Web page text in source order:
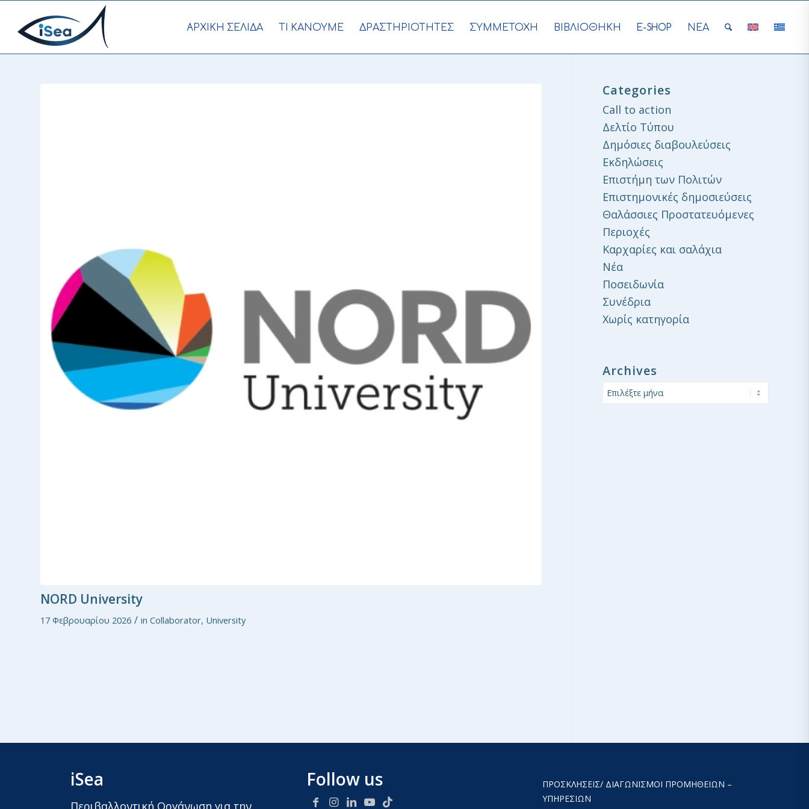
AΡΧΙΚΗ ΣΕΛΙΔΑ ΤΙ ΚΑΝΟΥΜΕ ΔΡΑΣΤΗΡΙΟΤΗΤΕΣ ΣΥΜΜΕΤΟΧΗ ΒΙΒΛΙΟΘΗΚΗ E-SHOP ΝΕΑ
NORD University
17 Φεβρουαρίου 2026 / in Collaborator, University
Categories
Call to action
Δελτίο Τύπου
Δημόσιες διαβουλεύσεις
Εκδηλώσεις
Επιστήμη των Πολιτών
Επιστημονικές δημοσιεύσεις
Θαλάσσιες Προστατευόμενες
Περιοχές
Καρχαρίες και σαλάχια
Νέα
Ποσειδωνία
Συνέδρια
Χωρίς κατηγορία
Archives
iSea
Περιβαλλοντική Οργάνωση για την
Follow us
ΠΡΟΣΚΛΉΣΕΙΣ/ ΔΙΑΓΩΝΙΣΜΟΊ ΠΡΟΜΉΘΕΙΩΝ –
ΥΠΗΡΕΣΙΏΝ